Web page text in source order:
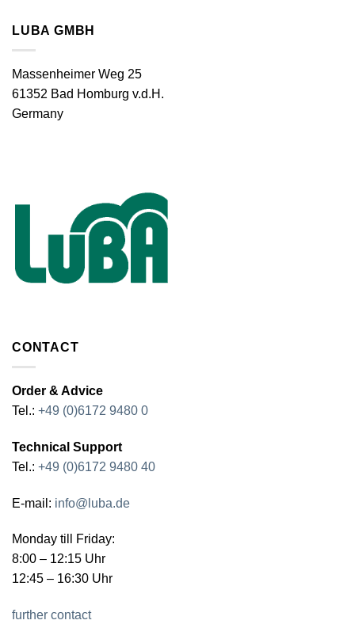
LUBA GMBH
Massenheimer Weg 25
61352 Bad Homburg v.d.H.
Germany
CONTACT
Order & Advice
Tel.: +49 (0)6172 9480 0
Technical Support
Tel.: +49 (0)6172 9480 40
E-mail: info@luba.de
Monday till Friday:
8:00 – 12:15 Uhr
12:45 – 16:30 Uhr
further contact